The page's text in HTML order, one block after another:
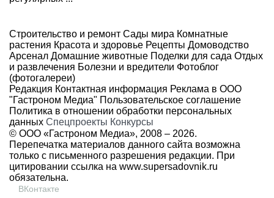
Строительство и ремонт Сады мира Комнатные
растения Красота и здоровье Рецепты Домоводство
Арсенал Домашние животные Поделки для сада Отдых
и развлечения Болезни и вредители Фотоблог
(фотогалереи)
Редакция Контактная информация Реклама в ООО
"Гастроном Медиа" Пользовательское соглашение
Политика в отношении обработки персональных
данных Спецпроекты Конкурсы
© ООО «Гастроном Медиа», 2008 – 2026.
Перепечатка материалов данного сайта возможна
только с письменного разрешения редакции. При
цитировании ссылка на www.supersadovnik.ru
обязательна.
ВКонтакте